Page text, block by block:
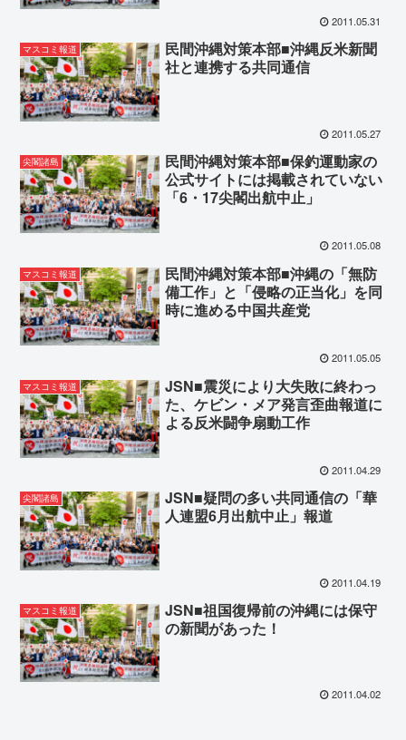
2011.05.31
マスコミ報道
民間沖縄対策本部■沖縄反米新聞
社と連携する共同通信
2011.05.27
尖閣諸島
民間沖縄対策本部■保釣運動家の
公式サイトには掲載されていない
「6・17尖閣出航中止」
2011.05.08
マスコミ報道
民間沖縄対策本部■沖縄の「無防
備工作」と「侵略の正当化」を同
時に進める中国共産党
2011.05.05
マスコミ報道
JSN■震災により大失敗に終わっ
た、ケビン・メア発言歪曲報道に
よる反米闘争扇動工作
2011.04.29
尖閣諸島
JSN■疑問の多い共同通信の「華
人連盟6月出航中止」報道
2011.04.19
マスコミ報道
JSN■祖国復帰前の沖縄には保守
の新聞があった！
2011.04.02